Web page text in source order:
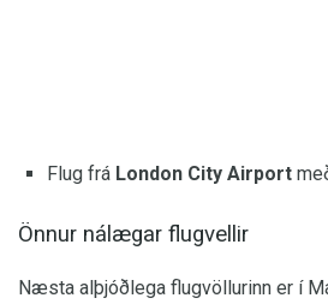
Flug frá London City Airport
Önnur nálægar flugvellir
Næsta alþjóðlega flugvöllurinn er í